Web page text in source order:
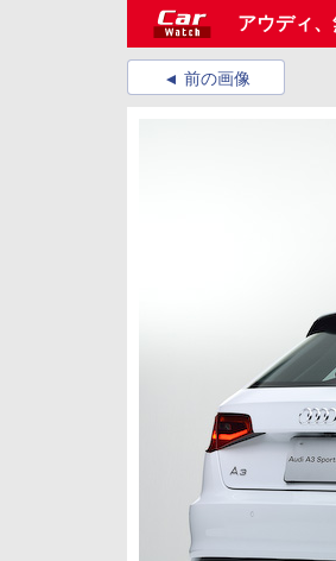
アウディ
前の画像